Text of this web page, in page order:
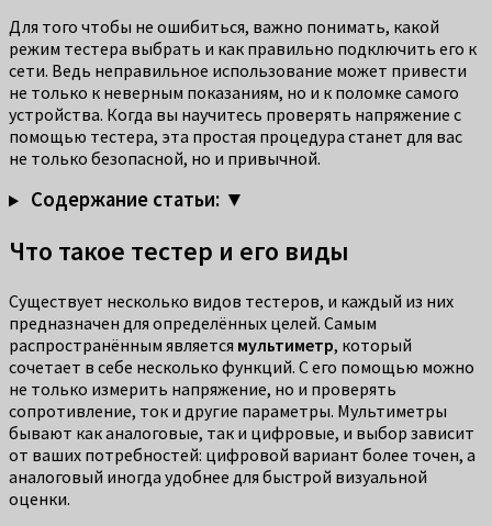
Для того чтобы не ошибиться, важно понимать, какой
режим тестера выбрать и как правильно подключить его к
сети. Ведь неправильное использование может привести
не только к неверным показаниям, но и к поломке самого
устройства. Когда вы научитесь проверять напряжение с
помощью тестера, эта простая процедура станет для вас
не только безопасной, но и привычной.
Содержание статьи: ▼
Что такое тестер и его виды
Существует несколько видов тестеров, и каждый из них
предназначен для определённых целей. Самым
распространённым является мультиметр, который
сочетает в себе несколько функций. С его помощью можно
не только измерить напряжение, но и проверять
сопротивление, ток и другие параметры. Мультиметры
бывают как аналоговые, так и цифровые, и выбор зависит
от ваших потребностей: цифровой вариант более точен, а
аналоговый иногда удобнее для быстрой визуальной
оценки.